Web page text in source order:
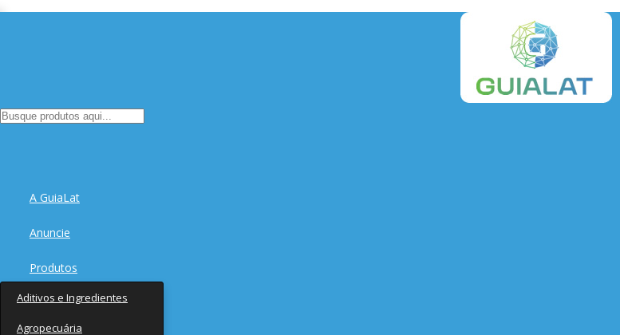
A GuiaLat
Anuncie
Produtos
Aditivos e Ingredientes
Agropecuária
Fornecedores